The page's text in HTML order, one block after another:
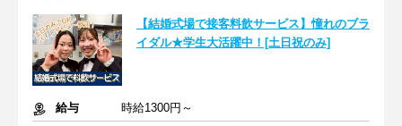
【結婚式場で接客料飲サービス】憧れのブラ
イダル★学生大活躍中！[土日祝のみ]
給与
時給1300円～